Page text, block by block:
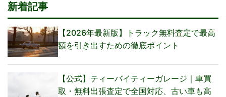
新着記事
【2026年最新版】トラック無料査定で最高
額を引き出すための徹底ポイント
【公式】ティーバイティーガレージ｜車買
取・無料出張査定で全国対応、古い車も高